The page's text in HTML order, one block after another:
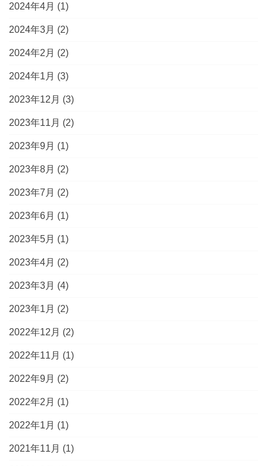
2024年4月 (1)
2024年3月 (2)
2024年2月 (2)
2024年1月 (3)
2023年12月 (3)
2023年11月 (2)
2023年9月 (1)
2023年8月 (2)
2023年7月 (2)
2023年6月 (1)
2023年5月 (1)
2023年4月 (2)
2023年3月 (4)
2023年1月 (2)
2022年12月 (2)
2022年11月 (1)
2022年9月 (2)
2022年2月 (1)
2022年1月 (1)
2021年11月 (1)